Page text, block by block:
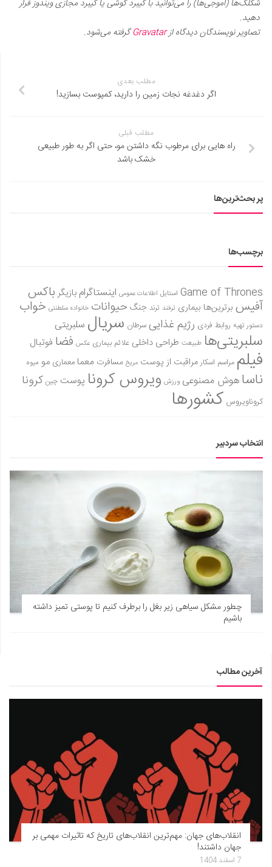
شکلک‌ها (اموجی‌ها) را می‌توانید با کیبرد گوشی یا کیبرد مجازی ویندوز قرار
دهید.
تصاویر نویسندگان دیدگاه ازGravatarگرفته می‌شود.
مطلب بعدی
اگر دغدغه نجات زمین را دارید، کمپوست بسازید!
مطلب قبلی
راه هایی برای مرطوب نگه داشتن مو، حتی اگر به طور طبیعی
خشک باشد
پر بحث‌ترین‌ها
برچسب‌ها
Game of Thrones استایل اطلاعات عمومی اینستاگرام بازیگر باکس
آفیس برترین‌ها بیماری ترفند ترند جنگ حیوانات خانواده سلطنتی خواب
دستور تهیه روابط فردی رژیم غذاییسرطان سریال سلبریتی
سلبریتی‌ها طبیعت طراحی داخلی علائم بیماری عکس فضا فوتبال
فیلم مراسم اسکارمراقبت از پوست مریخ مسافرت معمامعماری مو میوه
ناساهوش مصنوعی ورزش ویروس کرونا پوست چین کرونا
کروناویروس کشورها
انتخاب سردبیر
چطور مشکل سیاهی زیر بغل را برطرف کنیم تا پوستی تمیز داشته
باشیم
آخرین مطالب
انقلاب‌های جهان: مهم‌ترین انقلاب‌های تاریخ که تاثیرات مهمی بر
جهان داشتند!
7 اسفند 1404